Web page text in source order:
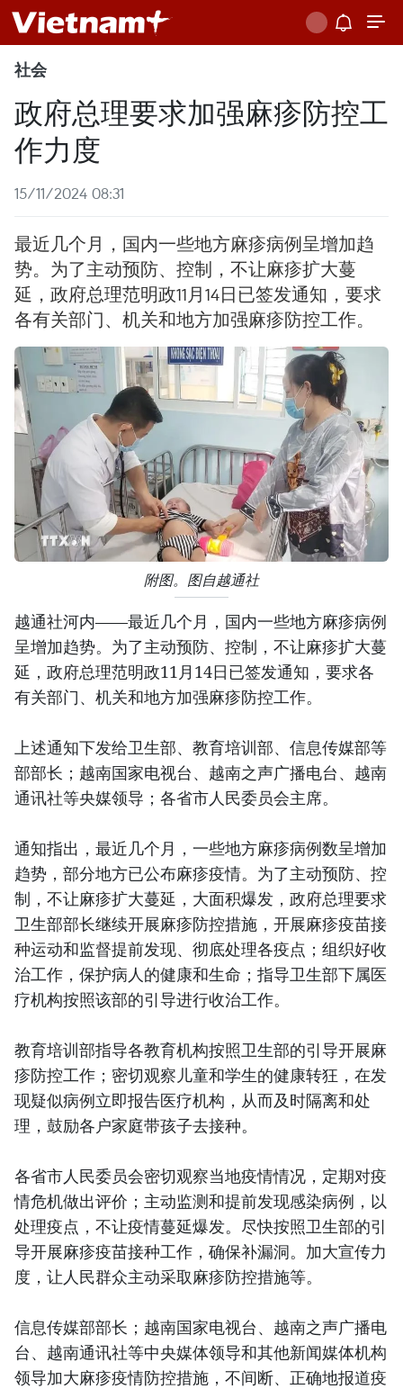
社会
政府总理要求加强麻疹防控工
作力度
15/11/2024 08:31
最近几个月，国内一些地方麻疹病例呈增加趋
势。为了主动预防、控制，不让麻疹扩大蔓
延，政府总理范明政11月14日已签发通知，要求
各有关部门、机关和地方加强麻疹防控工作。
附图。图自越通社
越通社河内——最近几个月，国内一些地方麻疹病例
呈增加趋势。为了主动预防、控制，不让麻疹扩大蔓
延，政府总理范明政11月14日已签发通知，要求各
有关部门、机关和地方加强麻疹防控工作。
上述通知下发给卫生部、教育培训部、信息传媒部等
部部长；越南国家电视台、越南之声广播电台、越南
通讯社等央媒领导；各省市人民委员会主席。
通知指出，最近几个月，一些地方麻疹病例数呈增加
趋势，部分地方已公布麻疹疫情。为了主动预防、控
制，不让麻疹扩大蔓延，大面积爆发，政府总理要求
卫生部部长继续开展麻疹防控措施，开展麻疹疫苗接
种运动和监督提前发现、彻底处理各疫点；组织好收
治工作，保护病人的健康和生命；指导卫生部下属医
疗机构按照该部的引导进行收治工作。
教育培训部指导各教育机构按照卫生部的引导开展麻
疹防控工作；密切观察儿童和学生的健康转狂，在发
现疑似病例立即报告医疗机构，从而及时隔离和处
理，鼓励各户家庭带孩子去接种。
各省市人民委员会密切观察当地疫情情况，定期对疫
情危机做出评价；主动监测和提前发现感染病例，以
处理疫点，不让疫情蔓延爆发。尽快按照卫生部的引
导开展麻疹疫苗接种工作，确保补漏洞。加大宣传力
度，让人民群众主动采取麻疹防控措施等。
信息传媒部部长；越南国家电视台、越南之声广播电
台、越南通讯社等中央媒体领导和其他新闻媒体机构
领导加大麻疹疫情防控措施，不间断、正确地报道疫